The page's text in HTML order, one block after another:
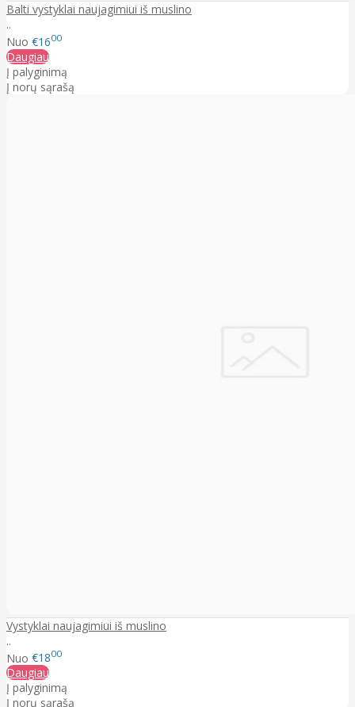
Balti vystyklai naujagimiui iš muslino
..
Nuo €1600
Daugiau
Į palyginimą
Į norų sąrašą
Vystyklai naujagimiui iš muslino
..
Nuo €1800
Daugiau
Į palyginimą
Į norų sąrašą